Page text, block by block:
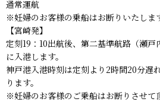
通常運航
※妊婦のお客様の乗船はお断りいたしま
【宮崎発】
定刻19：10出航後、第二基準航路（瀬
に入港します。
神戸港入港時刻は定刻より2時間20分遅
ります。
※妊婦のお客様のご乗船はお断りさせて